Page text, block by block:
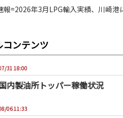
報=2026年3月LPG輸入実績、川崎
コンテンツ
31 18:00
内製油所トッパー稼働状況
06 11:33